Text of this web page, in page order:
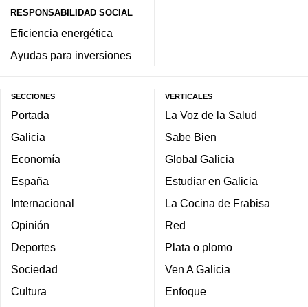
RESPONSABILIDAD SOCIAL
Eficiencia energética
Ayudas para inversiones
SECCIONES
Portada
Galicia
Economía
España
Internacional
Opinión
Deportes
Sociedad
Cultura
VERTICALES
La Voz de la Salud
Sabe Bien
Global Galicia
Estudiar en Galicia
La Cocina de Frabisa
Red
Plata o plomo
Ven A Galicia
Enfoque